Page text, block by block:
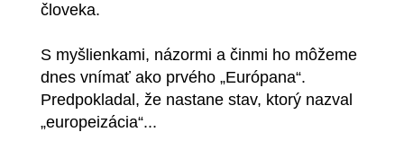
človeka.
S myšlienkami, názormi a činmi ho môžeme
dnes vnímať ako prvého „Európana“.
Predpokladal, že nastane stav, ktorý nazval
„europeizácia“...